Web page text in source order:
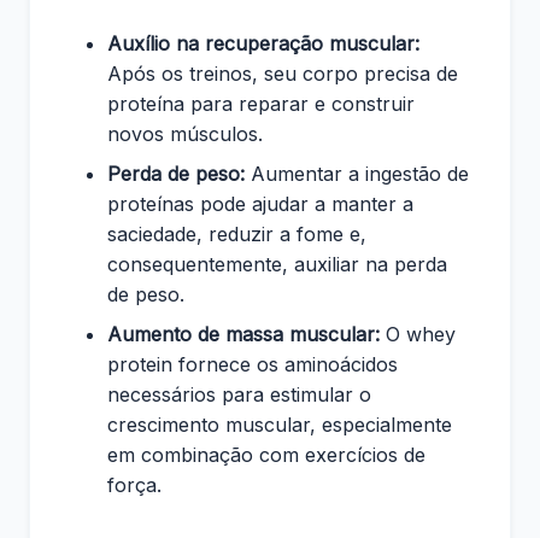
Auxílio na recuperação muscular:
Após os treinos, seu corpo precisa de
proteína para reparar e construir
novos músculos.
Perda de peso: Aumentar a ingestão de
proteínas pode ajudar a manter a
saciedade, reduzir a fome e,
consequentemente, auxiliar na perda
de peso.
Aumento de massa muscular: O whey
protein fornece os aminoácidos
necessários para estimular o
crescimento muscular, especialmente
em combinação com exercícios de
força.